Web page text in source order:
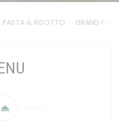
PASTA & RISOTTO GRAND